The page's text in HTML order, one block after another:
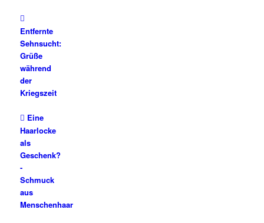
Entfernte
Sehnsucht:
Grüße
während
der
Kriegszeit
Eine
Haarlocke
als
Geschenk?
-
Schmuck
aus
Menschenhaar